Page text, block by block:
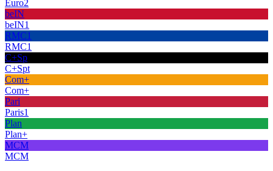
Euro2
beIN
beIN1
RMC1
RMC1
C+Sp
C+Spt
Com+
Com+
Pari
Paris1
Plan
Plan+
MCM
MCM